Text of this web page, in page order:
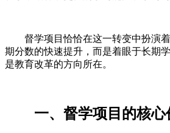
督学项目恰恰在这一转变中扮演
期分数的快速提升，而是着眼于长期
是教育改革的方向所在。
一、督学项目的核